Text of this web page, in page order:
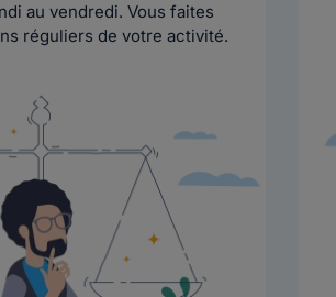
au vendredi. Vous faites
réguliers de votre activité.